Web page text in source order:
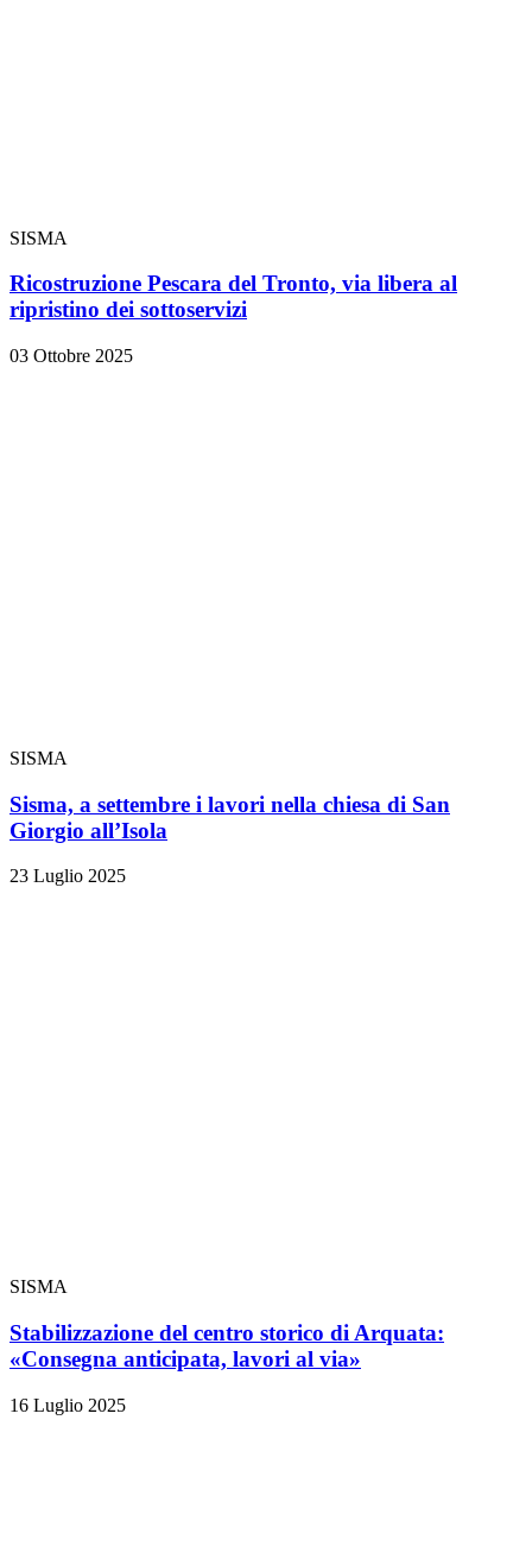
SISMA
Ricostruzione Pescara del Tronto, via libera al
ripristino dei sottoservizi
03 Ottobre 2025
SISMA
Sisma, a settembre i lavori nella chiesa di San
Giorgio all’Isola
23 Luglio 2025
SISMA
Stabilizzazione del centro storico di Arquata:
«Consegna anticipata, lavori al via»
16 Luglio 2025